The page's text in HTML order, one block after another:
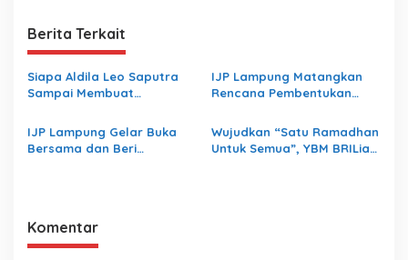
Berita Terkait
Siapa Aldila Leo Saputra
Sampai Membuat
Bungkam
IJP Lampung Matangkan
Rencana Pembentukan
IJP Lampung Gelar Buka
Bersama dan Beri
Wujudkan “Satu Ramadhan
Untuk Semua”, YBM BRILiaN
Komentar